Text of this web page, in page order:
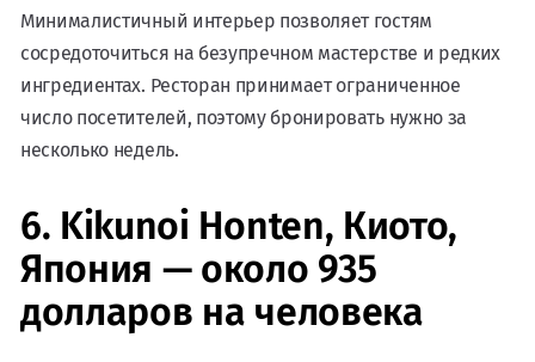
Минималистичный интерьер позволяет гостям
сосредоточиться на безупречном мастерстве и редких
ингредиентах. Ресторан принимает ограниченное
число посетителей, поэтому бронировать нужно за
несколько недель.
6. Kikunoi Honten, Киото,
Япония — около 935
долларов на человека